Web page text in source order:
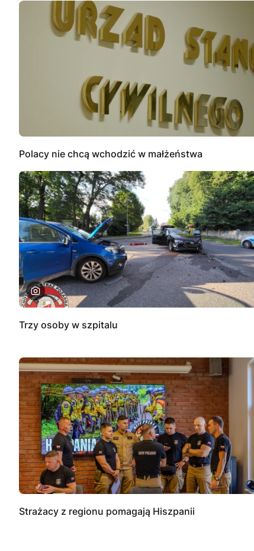
Polacy nie chcą wchodzić w małżeństwa
Trzy osoby w szpitalu
Strażacy z regionu pomagają Hiszpanii